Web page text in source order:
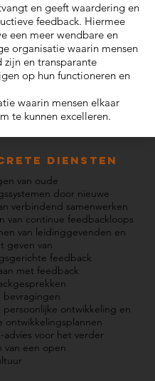
en geeft waardering en
feedback. Hiermee
een meer wendbare en
organisatie waarin mensen
zijn en transparante
op hun functioneren en
waarin mensen elkaar
te kunnen excelleren.
diensten
van oude
door nieuwe
verbindend samenwerken
van continue feedbackloops
van leidinggevenden en
geven van
feedback
met feedback
bevragingen
persoonlijke ontwikkeling en
ontwikkelingsplannen
advies voor het verder
van een open